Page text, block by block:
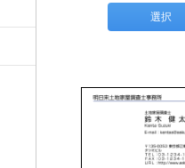
選択